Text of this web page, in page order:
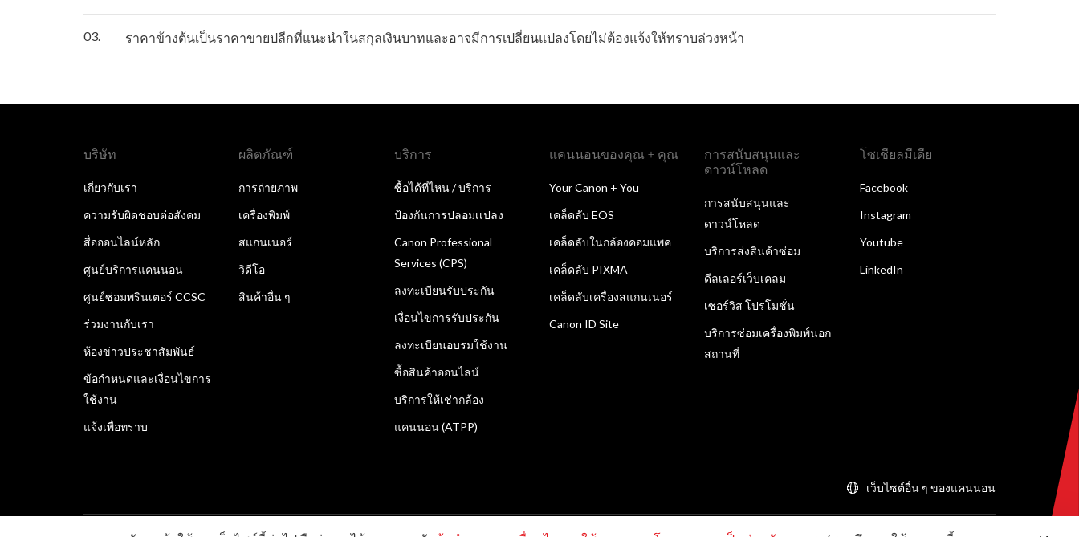
03. ราคาข้างต้นเป็นราคาขายปลีกที่แนะนำในสกุลเงินบาทและอาจมีการเปลี่ยนแปลงโดยไม่ต้องแจ้งให้ทราบล่วงหน้า
บริษัท
เกี่ยวกับเรา
ความรับผิดชอบต่อสังคม
สื่อออนไลน์หลัก
ศูนย์บริการแคนนอน
ศูนย์ซ่อมพรินเตอร์ CCSC
ร่วมงานกับเรา
ห้องข่าวประชาสัมพันธ์
ข้อกำหนดและเงื่อนไขการ
ใช้งาน
แจ้งเพื่อทราบ
ผลิตภัณฑ์
การถ่ายภาพ
เครื่องพิมพ์
สแกนเนอร์
วิดีโอ
สินค้าอื่น ๆ
บริการ
ซื้อได้ที่ไหน / บริการ
ป้องกันการปลอมเเปลง
Canon Professional
Services (CPS)
ลงทะเบียนรับประกัน
เงื่อนไขการรับประกัน
ลงทะเบียนอบรมใช้งาน
ซื้อสินค้าออนไลน์
บริการให้เช่ากล้อง
แคนนอน (ATPP)
แคนนอนของคุณ + คุณ
Your Canon + You
เคล็ดลับ EOS
เคล็ดลับในกล้องคอมแพค
เคล็ดลับ PIXMA
เคล็ดลับเครื่องสแกนเนอร์
Canon ID Site
การสนับสนุนและ
ดาวน์โหลด
การสนับสนุนและ
ดาวน์โหลด
บริการส่งสินค้าซ่อม
ดีลเลอร์เว็บเคลม
เซอร์วิส โปรโมชั่น
บริการซ่อมเครื่องพิมพ์นอก
สถานที่
โซเชียลมีเดีย
Facebook
Instagram
Youtube
LinkedIn
เว็บไซต์อื่น ๆ ของแคนนอน